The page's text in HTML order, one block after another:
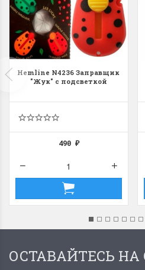
Hemline N4236 Заправщик
"Жук" с подсветкой
490 ₽
ОСТАВАЙТЕСЬ НА